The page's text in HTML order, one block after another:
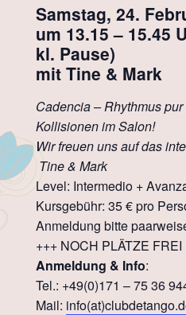
Samstag, 24.
um 13.15 – 15.45
kl. Pause)
mit Tine & Mark
Cadencia – Rhythmus
Kollisionen im Salon!
Wir freuen uns auf das
Tine & Mark
Level: Intermedio +
Kursgebühr: 35 € pro
Anmeldung bitte
+++ NOCH PLÄTZE FREI
Anmeldung & Info:
Tel.: +49(0)171 – 75 36
Mail: